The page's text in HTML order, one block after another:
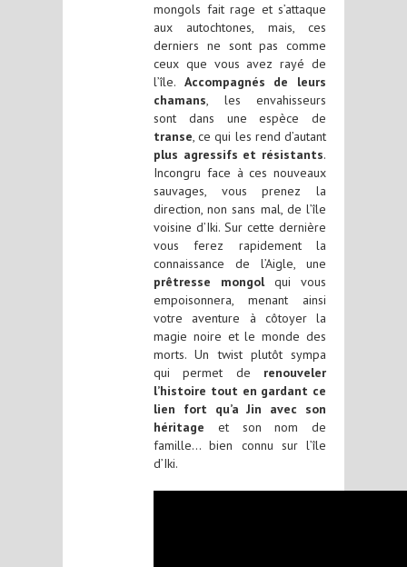
mongols fait rage et s’attaque
aux autochtones, mais, ces
derniers ne sont pas comme
ceux que vous avez rayé de
l’île. Accompagnés de leurs
chamans, les envahisseurs
sont dans une espèce de
transe, ce qui les rend d’autant
plus agressifs et résistants.
Incongru face à ces nouveaux
sauvages, vous prenez la
direction, non sans mal, de l’île
voisine d’Iki. Sur cette dernière
vous ferez rapidement la
connaissance de l’Aigle, une
prêtresse mongolqui vous
empoisonnera, menant ainsi
votre aventure à côtoyer la
magie noire et le monde des
morts. Un twist plutôt sympa
qui permet de renouveler
l’histoire tout en gardant ce
lien fort qu’a Jin avec son
héritage et son nom de
famille… bien connu sur l’île
d’Iki.